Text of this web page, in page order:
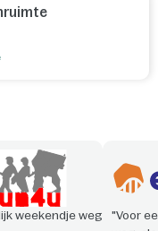
weekendje weg
"Voor